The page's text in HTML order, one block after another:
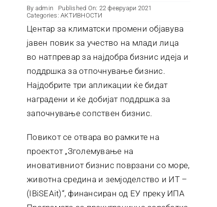
By admin
Published On: 22 февруари 2021
Categories:АКТИВНОСТИ
Центар за климатски промени објавува
јавен повик за учество на млади лица
во натпревар за најдобра бизнис идеја и
поддршка за отпочнување бизнис.
Најдобрите три апликации ќе бидат
наградени и ќе добијат поддршка за
започнување сопствен бизнис.
Повикот се отвара во рамките на
проектот „Зголемување на
иновативниот бизнис поврзани со море,
животна средина и земјоделство и ИТ –
(IBiSEAit)“, финансиран од ЕУ преку ИПА